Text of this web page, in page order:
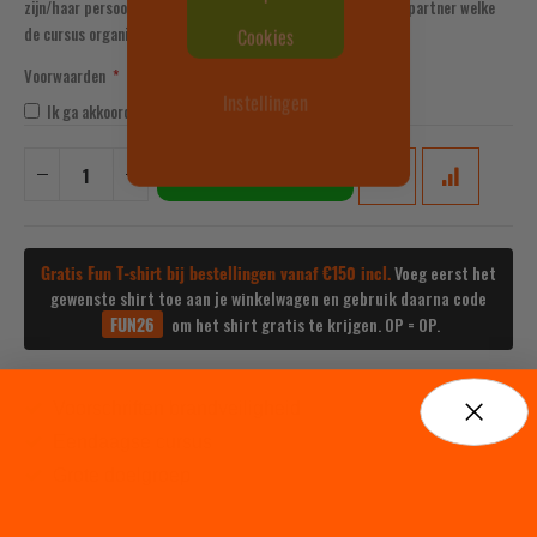
Cookies
Instellingen
zijn/haar persoonsgegevens worden doorgestuurd naar onze partner welke
de cursus organiseert
Voorwaarden
Ik ga akkoord met de cursusvoorwaarden
Gratis Fun T-shirt bij bestellingen vanaf €150 incl.Voeg eerst het
gewenste shirt toe aan je winkelwagen en gebruik daarna code
FUN26 om het shirt gratis te krijgen. OP = OP.